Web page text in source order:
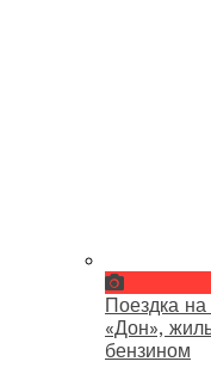
Поездка
«Дон»,
бензином